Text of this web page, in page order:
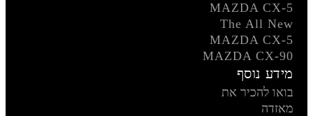
MAZDA CX-5
The All New
MAZDA CX-5
MAZDA CX-90
מידע נוסף
בואו להכיר את
מאזדה